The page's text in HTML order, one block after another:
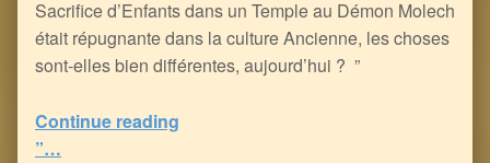
Sacrifice d’Enfants dans un Temple au Démon Molech
était répugnante dans la culture Ancienne, les choses
sont-elles bien différentes, aujourd’hui ? ”
Continue reading
”…